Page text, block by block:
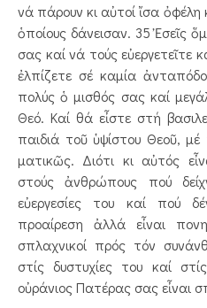
νά πάρουν κι αὐτοί ἴσα ὀφέλη
ὁποίους δάνεισαν. 35 Ἐσεῖς
σας καί νά τούς εὐεργετεῖτε
ἐλπίζετε σέ καμία
πολύς ὁ μισθός σας καί
Θεό. Καί θά εἶστε στή
παι­διά τοῦ ὑψίστου Θεοῦ,
ματικῶς. Διότι κι αὐτός
στούς ἀνθρώπους πού
εὐεργεσίες του καί πού
προαίρεση ἀλλά εἶναι
σπλαχνικοί πρός τόν
στίς δυστυχίες του καί
οὐράνιος Πατέρας σας εἶναι